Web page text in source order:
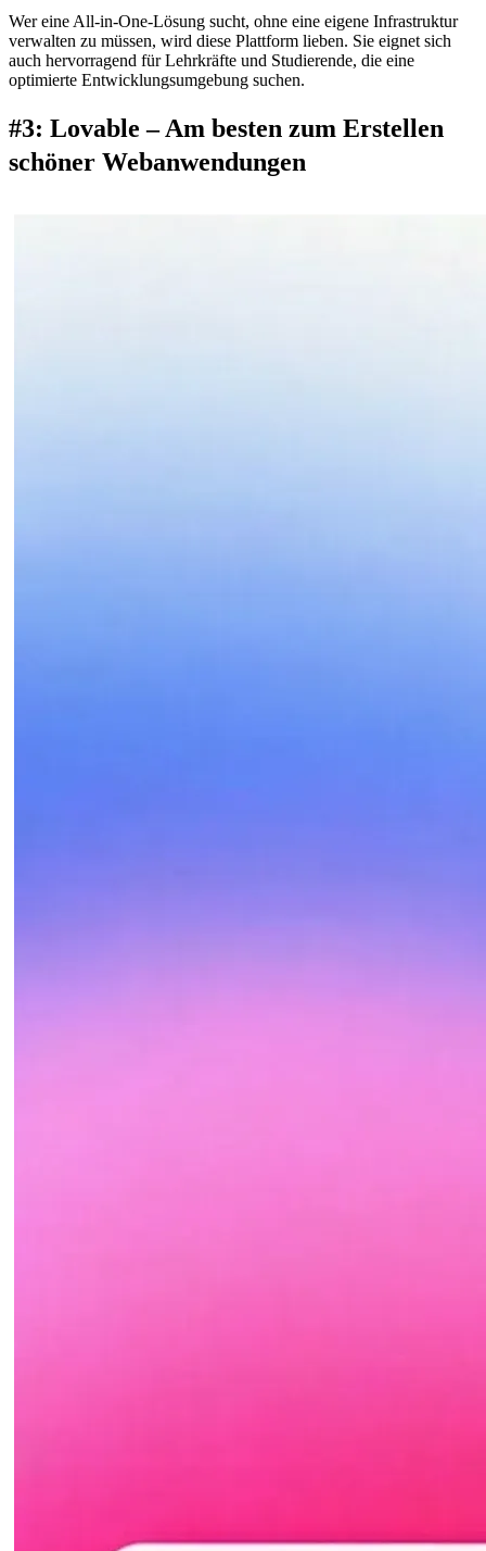
Wer eine All-in-One-Lösung sucht, ohne eine eigene Infrastruktur
verwalten zu müssen, wird diese Plattform lieben. Sie eignet sich
auch hervorragend für Lehrkräfte und Studierende, die eine
optimierte Entwicklungsumgebung suchen.
#3: Lovable – Am besten zum Erstellen
schöner Webanwendungen